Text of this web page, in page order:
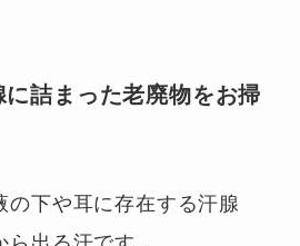
に詰まった老廃物をお掃
の下や耳に存在する汗腺